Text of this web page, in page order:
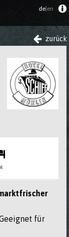
de|en
zurück
für